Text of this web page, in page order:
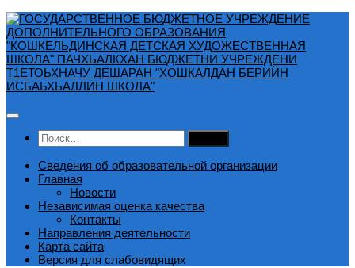
Перейти
к
содержимому
Найти:
Сведения об образовательной организации
Главная
Новости
Независимая оценка качества
Контакты
Направления деятельности
Карта сайта
Версия для слабовидящих